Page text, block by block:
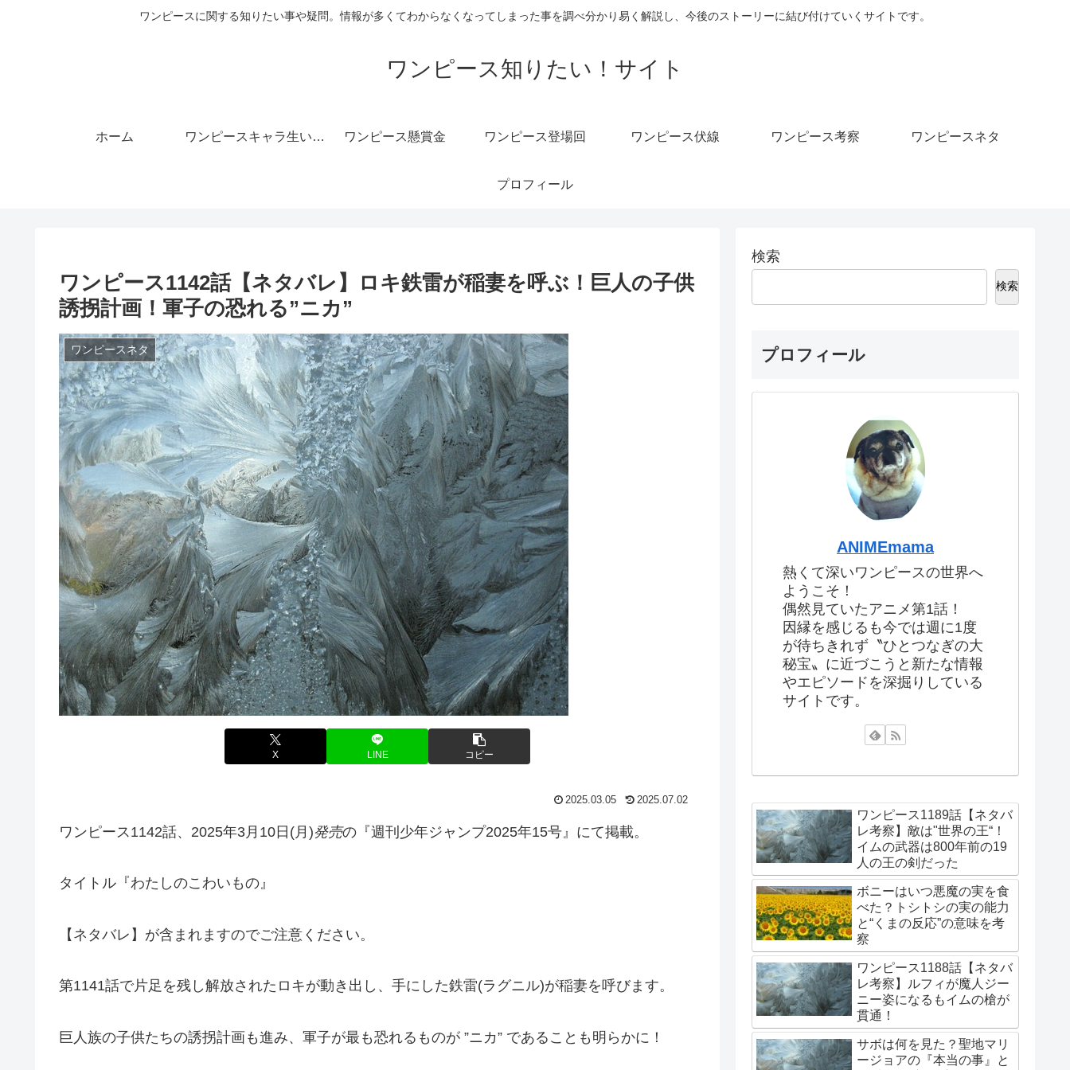
ワンピースに関する知りたい事や疑問。情報が多くてわからなくなってしまった事を調べ分かり易く解説し、今後のストーリーに結び付けていくサイトです。
ワンピース知りたい！サイト
ホーム ワンピースキャラ生い立ち ワンピース懸賞金 ワンピース登場回 ワンピース伏線 ワンピース考察 ワンピースネタ
プロフィール
ワンピース1142話【ネタバレ】ロキ鉄雷が稲妻を呼ぶ！巨人の子供
誘拐計画！軍子の恐れる”ニカ”
ワンピースネタ
X LINE コピー
2025.03.05 2025.07.02
ワンピース1142話、 2025年3月10日(月)発売の『週刊少年ジャンプ2025年15号』にて掲載。
タイトル『わたしのこわいもの』
【ネタバレ】が含まれますのでご注意ください。
第1141話で片足を残し解放されたロキが動き出し、手にした鉄雷(ラグニル)が稲妻を呼びます。
巨人族の子供たちの誘拐計画も進み、軍子が最も恐れるものが ”ニカ” であることも明らかに！
検索
検索
プロフィール
ANIMEmama
熱くて深いワンピースの世界へ
ようこそ！
偶然見ていたアニメ第1話！
因縁を感じるも今では週に1度
が待ちきれず〝ひとつなぎの大
秘宝〟に近づこうと新たな情報
やエピソードを深掘りしている
サイトです。
ワンピース1189話【ネタバ
レ考察】敵は"世界の王“！
イムの武器は800年前の19
人の王の剣だった
ボニーはいつ悪魔の実を食
べた？トシトシの実の能力
と“くまの反応”の意味を考
察
ワンピース1188話【ネタバ
レ考察】ルフィが魔人ジー
ニー姿になるもイムの槍が
貫通！
サボは何を見た？聖地マリ
ージョアの『本当の事』と